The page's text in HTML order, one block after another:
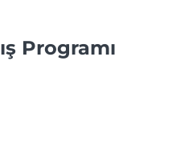
Programı